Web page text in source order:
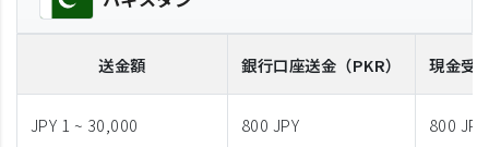
送金額 銀行口座送金 （PKR） 現金受
JPY 1 ~ 30,000 800 JPY 800 JPY